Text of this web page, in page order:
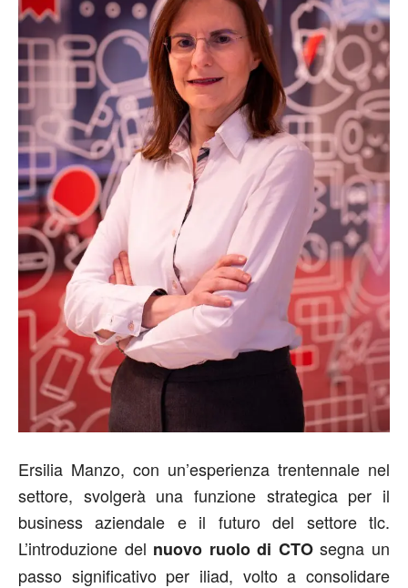
Ersilia Manzo, con un’esperienza trentennale nel
settore, svolgerà una funzione strategica per il
business aziendale e il futuro del settore tlc.
L’introduzione del nuovo ruolo di CTOsegna un
passo significativo per iliad, volto a consolidare